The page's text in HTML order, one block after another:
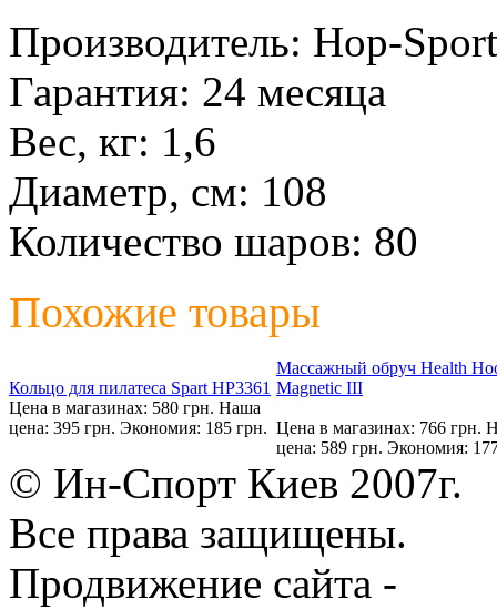
Производитель: Hop-Sport
Гарантия: 24 месяца
Вес, кг: 1,6
Диаметр, см: 108
Количество шаров: 80
Похожие товары
Кольцо для пилатеса Spart HP3361
Цена в магазинах: 580 грн. Наша
цена: 395 грн. Экономия: 185 грн.
Массажный обруч Health
Magnetic III
Цена в магазинах: 766 грн.
цена: 589 грн. Экономия:
© Ин-Спорт Киев 2007г.
Все права защищены.
Продвижение сайта -